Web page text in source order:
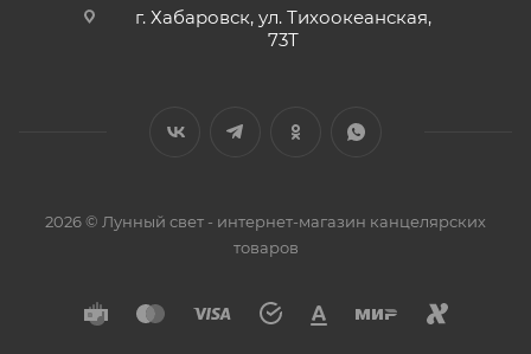
г. Хабаровск, ул. Тихоокеанская,
73Т
2026 © Лунный свет - интернет-магазин канцелярских
товаров